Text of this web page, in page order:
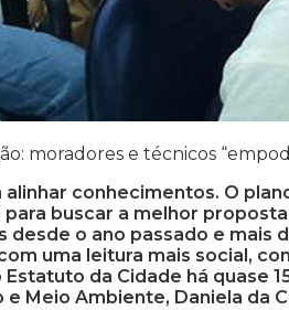
moradores e técnicos
alinhar conhecimentos. O
buscar a melhor
desde o ano passado e
uma leitura mais social,
da Cidade há quase
Meio Ambiente, Daniela da